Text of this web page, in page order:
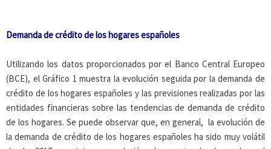
Demanda de crédito de los hogares españoles
Utilizando los datos proporcionados por el Banco Central Europeo
(BCE), el Gráfico 1 muestra la evolución seguida por la demanda de
crédito de los hogares españoles y las previsiones realizadas por las
entidades financieras sobre las tendencias de demanda de crédito
de los hogares. Se puede observar que, en general, la evolución de
la demanda de crédito de los hogares españoles ha sido muy volátil